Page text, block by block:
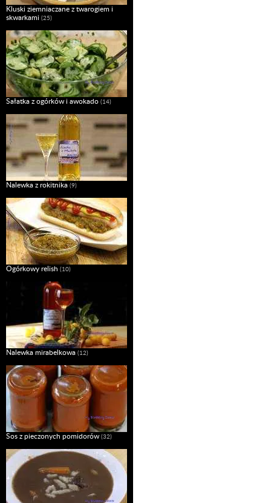
Kluski ziemniaczane z twarogiem i
skwarkami (25)
Sałatka z ogórków i awokado (14)
Nalewka z rokitnika (9)
Ogórkowy relish (10)
Nalewka mirabelkowa (12)
Sos z pieczonych pomidorów (32)